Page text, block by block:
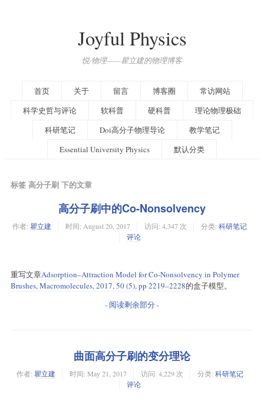
Joyful Physics
悦·物理——瞿立建的物理博客
首页 关于 留言 博客圈
常访网站
科学史哲与评论
软科普 硬科普
理论物理极础
科研笔记
Doi高分子物理导论
教学笔记
Essential University Physics
默认分类
标签 高分子刷 下的文章
高分子刷中的Co-Nonsolvency
作者: 瞿立建 时间: August 20, 2017 访问: 4,347 次 分类: 科研笔记
评论
重写文章Adsorption–Attraction Model for Co-Nonsolvency in Polymer
Brushes, Macromolecules, 2017, 50 (5), pp 2219–2228的盒子模型。
- 阅读剩余部分 -
曲面高分子刷的变分理论
作者: 瞿立建 时间: May 21, 2017 访问: 4,229 次 分类: 科研笔记
评论